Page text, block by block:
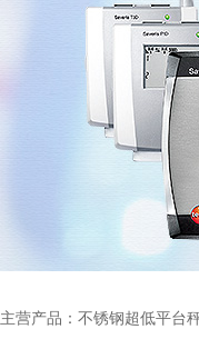
主营产品：不锈钢超低平台